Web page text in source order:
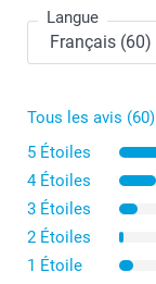
Langue
Tous les avis (60)
5 Étoiles
4 Étoiles
3 Étoiles
2 Étoiles
1 Étoile